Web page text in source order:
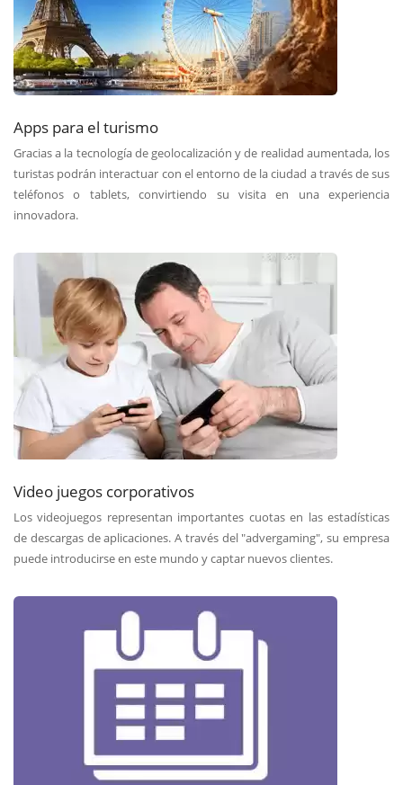
Apps para el turismo
Gracias a la tecnología de geolocalización y de realidad aumentada, los
turistas podrán interactuar con el entorno de la ciudad a través de sus
teléfonos o tablets, convirtiendo su visita en una experiencia
innovadora.
Video juegos corporativos
Los videojuegos representan importantes cuotas en las estadísticas
de descargas de aplicaciones. A través del "advergaming", su empresa
puede introducirse en este mundo y captar nuevos clientes.